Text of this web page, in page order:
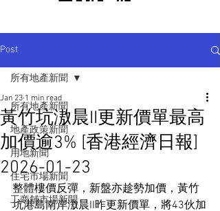
Post
所有地產新聞
地產政策新聞
用地新聞
住宅市場新聞
工商舖市場新聞
所有地產新聞
黃竹坑滶晨II更新價單最高
加價逾3% [香港經濟日報]
2026-01-23
Jan 23 1 min read
整體樓價反彈，新盤亦趁勢加價，黃竹
坑港島南岸滶晨II昨更新價單，將43伙加